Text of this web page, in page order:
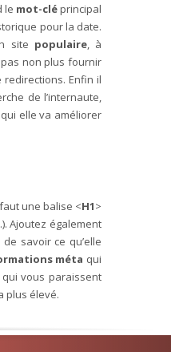
le mot-cléprincipal
pour la date.
site populaire, à
non plus fournir
Enfin il
de l’internaute,
qui elle va améliorer
une balise <H1>
Ajoutez également
savoir ce qu’elle
méta qui
vous paraissent
plus élevé.